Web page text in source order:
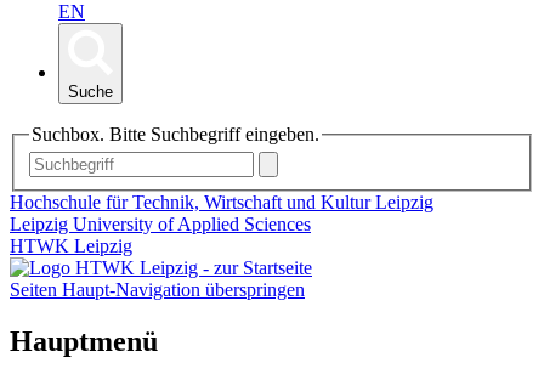
EN
Suche
Suchbox. Bitte Suchbegriff eingeben.
Hochschule für Technik, Wirtschaft und Kultur Leipzig
Leipzig University of Applied Sciences
HTWK Leipzig
Seiten Haupt-Navigation überspringen
Hauptmenü